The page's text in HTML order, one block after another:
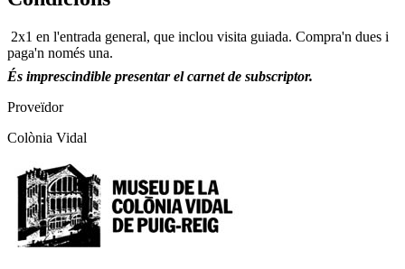
2x1 en l'entrada general, que inclou visita guiada. Compra'n dues i
paga'n només una.
És imprescindible presentar el carnet de subscriptor.
Proveïdor
Colònia Vidal